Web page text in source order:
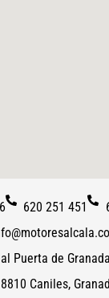
620 251 451
Puerta de
Caniles,